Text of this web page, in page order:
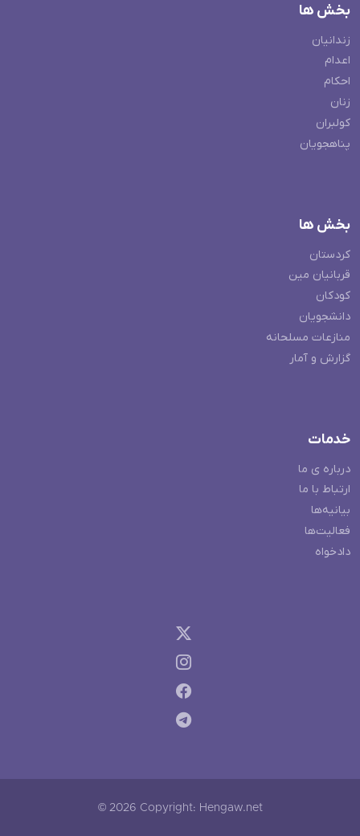
بخش ها
زندانیان
اعدام
احکام
زنان
کولبران
پناهجویان
بخش ها
کردستان
قربانیان مین
کودکان
دانشجویان
منازعات مسلحانه
گزارش و آمار
خدمات
درباره ی ما
ارتباط با ما
بیانیه‌ها
فعالیت‌ها
دادخواه
© 2026 Copyright: Hengaw.net